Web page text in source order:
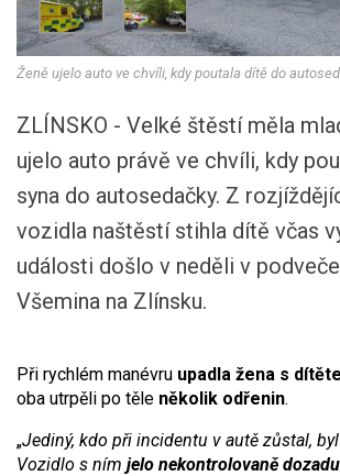
Ženě ujelo auto ve chvíli, kdy poutala dítě do
ZLÍNSKO - Velké štěstí měla
ujelo auto právě ve chvíli, kdy
syna do autosedačky. Z
vozidla naštěstí stihla dítě včas
události došlo v neděli v
Všemina na Zlínsku.
Při rychlém manévru upadla žena s
oba utrpěli po těle několik odřenin.
„Jediný, kdo při incidentu v autě zůstal, byl
Vozidlo s ním jelo nekontrolovaně dozadu